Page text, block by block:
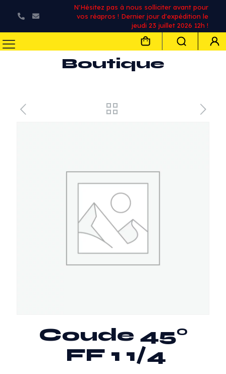
N'Hésitez pas à nous solliciter avant pour
vos réapros ! Dernier jour d'expédition le
jeudi 23 juillet 2026 12h !
Boutique
Coude 45°
FF 1 1/4